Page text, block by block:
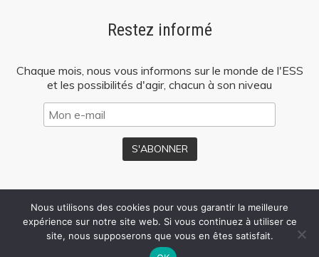
Restez informé
Chaque mois, nous vous informons sur le monde de l'ESS
et les possibilités d'agir, chacun à son niveau
Mentions
légales
Politique de
confidentialité
Presse
Nous utilisons des cookies pour vous garantir la meilleure
expérience sur notre site web. Si vous continuez à utiliser ce
site, nous supposerons que vous en êtes satisfait.